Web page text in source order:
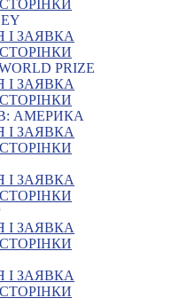
ЗАЯВКА
PRIZE
ЗАЯВКА
АМЕРИКА
ЗАЯВКА
ЗАЯВКА
ЗАЯВКА
ЗАЯВКА